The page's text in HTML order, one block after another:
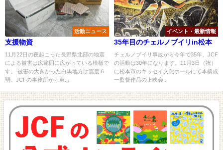
活動ニュース
支援物資
11月22日の夜起こった長野県北部の地震
による被害は広範囲に広がっている模様で
す。 被害の大きかった白馬地方は震度６
弱。JCFの事務所から車...
イベント・最新情報
35年目のチェルノブイリin松本
チェルノブイリ事故から今年で35年、JCF
の活動は30年になります。11月3日（祝）
に松本市のキッセイ文化ホールにて本橋成
一監督作品の上映会...